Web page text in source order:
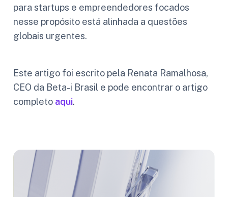
para startups e empreendedores focados
nesse propósito está alinhada a questões
globais urgentes.
Este artigo foi escrito pela Renata Ramalhosa,
CEO da Beta-i Brasil e pode encontrar o artigo
completo aqui.